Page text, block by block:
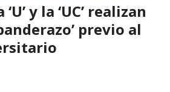
y la ‘UC’ realizan
previo al